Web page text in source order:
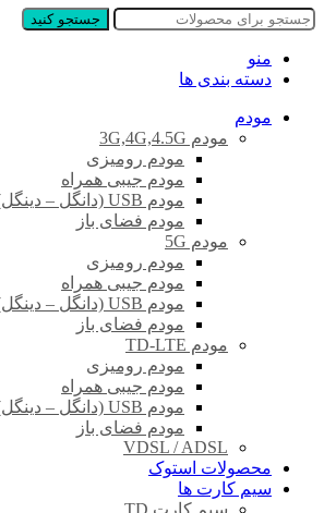
جستجو کنید
منو
دسته بندی ها
مودم
مودم 3G,4G,4.5G
مودم رومیزی
مودم جیبی همراه
مودم USB (دانگل – دینگل)
مودم فضای باز
مودم 5G
مودم رومیزی
مودم جیبی همراه
مودم USB (دانگل – دینگل)
مودم فضای باز
مودم TD-LTE
مودم رومیزی
مودم جیبی همراه
مودم USB (دانگل – دینگل)
مودم فضای باز
VDSL / ADSL
محصولات استوک
سیم کارت ها
سیم کارت TD